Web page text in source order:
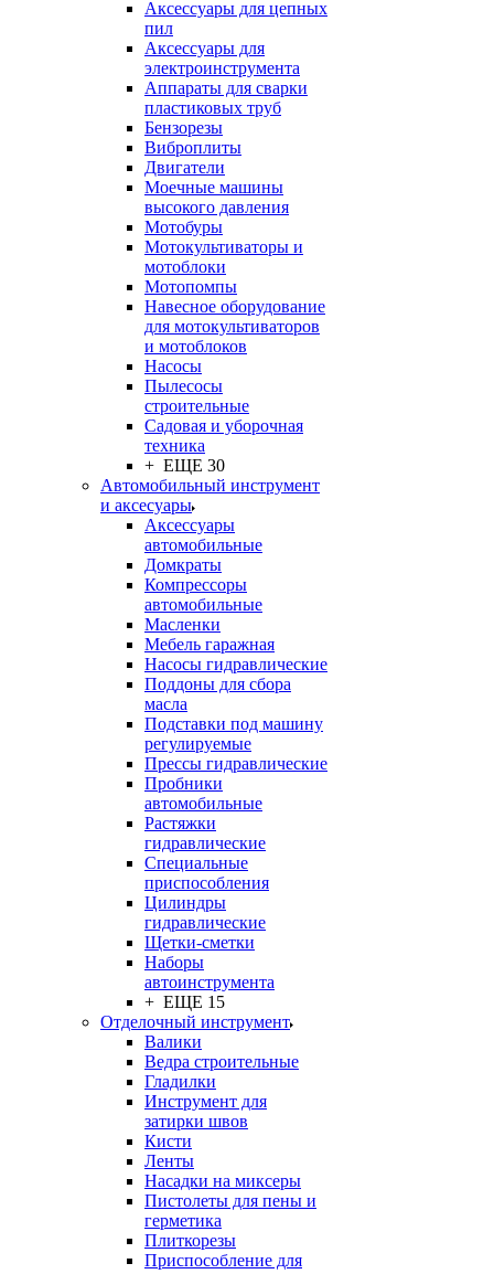
Аксессуары для цепных
пил
Аксессуары для
электроинструмента
Аппараты для сварки
пластиковых труб
Бензорезы
Виброплиты
Двигатели
Моечные машины
высокого давления
Мотобуры
Мотокультиваторы и
мотоблоки
Мотопомпы
Навесное оборудование
для мотокультиваторов
и мотоблоков
Насосы
Пылесосы
строительные
Садовая и уборочная
техника
+ ЕЩЕ 30
Автомобильный инструмент
и аксесуары
Аксессуары
автомобильные
Домкраты
Компрессоры
автомобильные
Масленки
Мебель гаражная
Насосы гидравлические
Поддоны для сбора
масла
Подставки под машину
регулируемые
Прессы гидравлические
Пробники
автомобильные
Растяжки
гидравлические
Специальные
приспособления
Цилиндры
гидравлические
Щетки-сметки
Наборы
автоинструмента
+ ЕЩЕ 15
Отделочный инструмент
Валики
Ведра строительные
Гладилки
Инструмент для
затирки швов
Кисти
Ленты
Насадки на миксеры
Пистолеты для пены и
герметика
Плиткорезы
Приспособление для